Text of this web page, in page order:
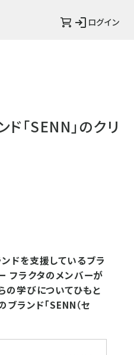
ログイン
「SENN」のクリ
ドを支援しているブラ
フラクタのメンバーが
の学びについてひもと
ブランド「SENN（セ